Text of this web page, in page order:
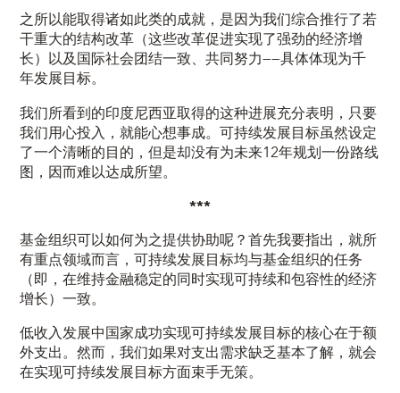
之所以能取得诸如此类的成就，是因为我们综合推行了若
干重大的结构改革（这些改革促进实现了强劲的经济增
长）以及国际社会团结一致、共同努力——具体体现为千
年发展目标。
我们所看到的印度尼西亚取得的这种进展充分表明，只要
我们用心投入，就能心想事成。可持续发展目标虽然设定
了一个清晰的目的，但是却没有为未来12年规划一份路线
图，因而难以达成所望。
***
基金组织可以如何为之提供协助呢？首先我要指出，就所
有重点领域而言，可持续发展目标均与基金组织的任务
（即，在维持金融稳定的同时实现可持续和包容性的经济
增长）一致。
低收入发展中国家成功实现可持续发展目标的核心在于额
外支出。然而，我们如果对支出需求缺乏基本了解，就会
在实现可持续发展目标方面束手无策。